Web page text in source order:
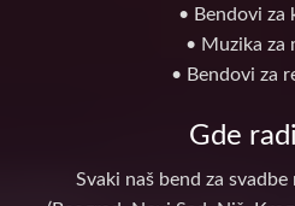
• Bendovi za
• Muzika za
• Bendovi za
Gde
Svaki naš bend za